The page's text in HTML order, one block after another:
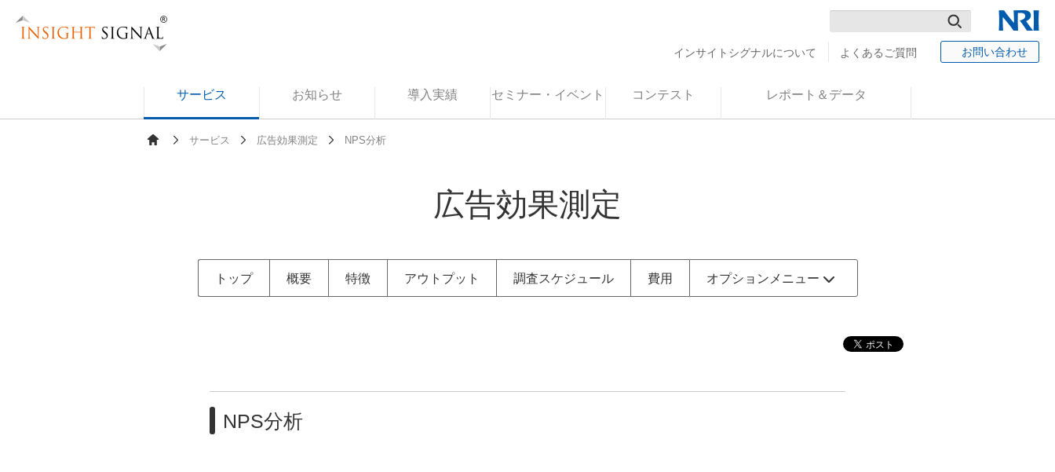
NRI
検
インサイトシグナルについて よくあるご質問 お問い合わせ
サービス お知らせ 導入実績 セミナー・イベント コンテスト レポート＆データ
サービス 広告効果測定 NPS分析
広告効果測定
トップ 概要 特徴 アウトプット 調査スケジュール 費用 オプションメニュー
自社サイトとのアクセスログクロス分析
エリア拡大 独自カスタムパネル調査 実購買、実利用へのコンバージョン調査
海外調査NPS分析